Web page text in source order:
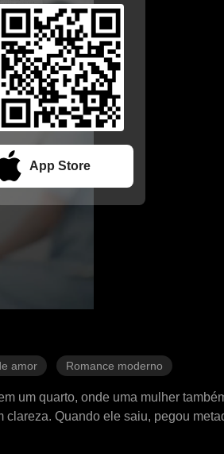
App Store
amor Romance moderno
um quarto, onde uma mulher
Quando ele saiu, pegou